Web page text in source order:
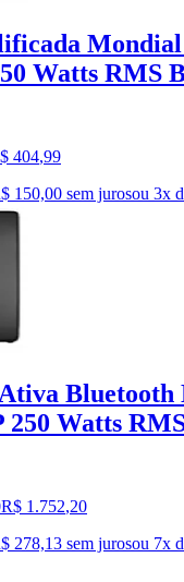
Watts RMS
404,99
150,00 sem jurosou 3x
250 Watts
R$ 1.752,20
278,13 sem jurosou 7x